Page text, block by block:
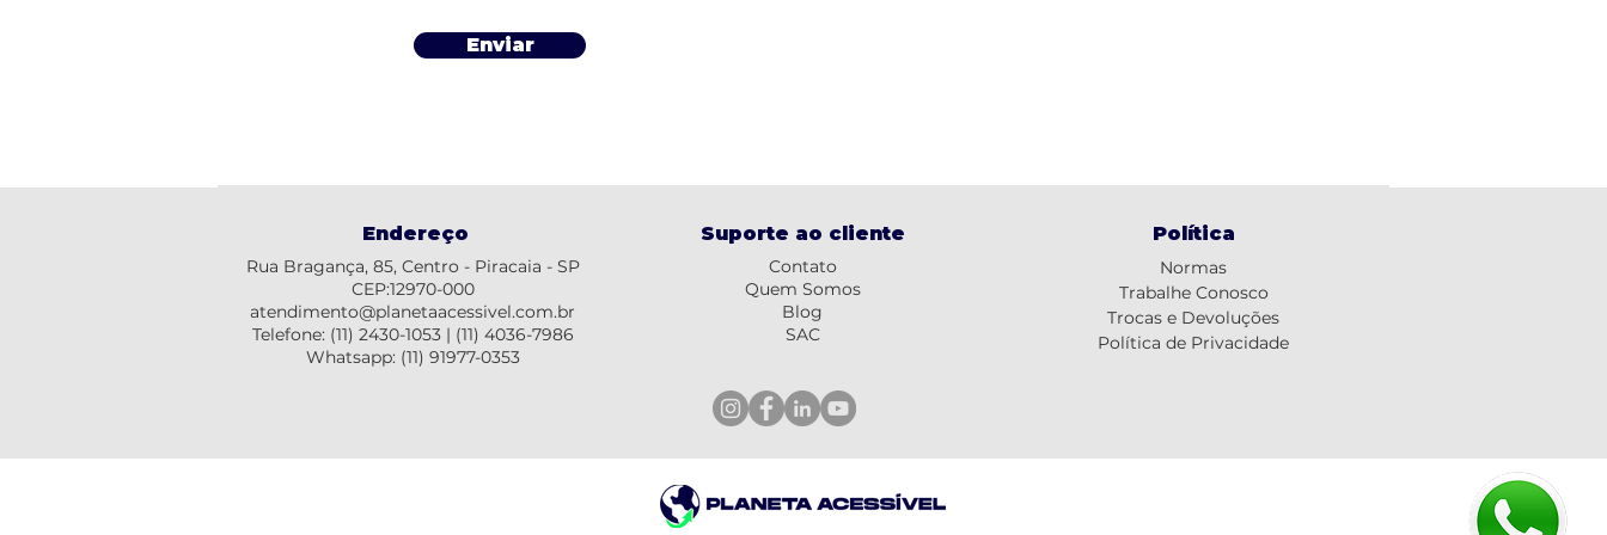
Enviar
Endereço
Rua Bragança, 85, Centro - Piracaia - SP
CEP:12970-000
atendimento@planetaacessivel.com.br
Telefone: (11) 2430-1053| (11) 4036-7986
Whatsapp: (11) 91977-0353
Suporte ao cliente
Contato
Quem Somos
Blog
SAC
Política
Normas
Trabalhe Conosco
Trocas e Devoluções
Política de Privacidade